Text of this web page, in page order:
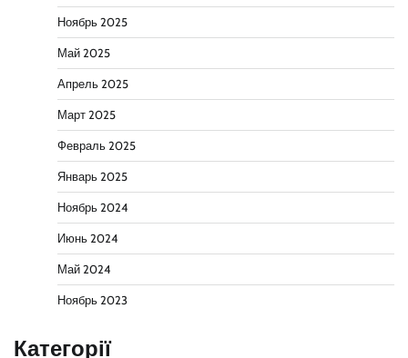
Ноябрь 2025
Май 2025
Апрель 2025
Март 2025
Февраль 2025
Январь 2025
Ноябрь 2024
Июнь 2024
Май 2024
Ноябрь 2023
Категорії